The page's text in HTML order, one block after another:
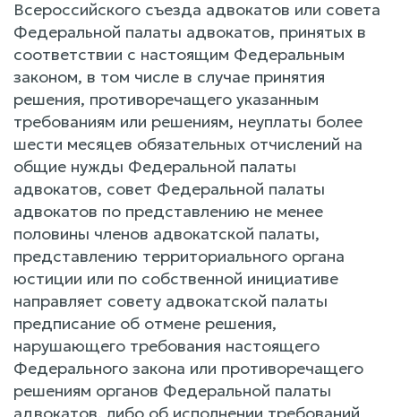
Всероссийского съезда адвокатов или совета
Федеральной палаты адвокатов, принятых в
соответствии с настоящим Федеральным
законом, в том числе в случае принятия
решения, противоречащего указанным
требованиям или решениям, неуплаты более
шести месяцев обязательных отчислений на
общие нужды Федеральной палаты
адвокатов, совет Федеральной палаты
адвокатов по представлению не менее
половины членов адвокатской палаты,
представлению территориального органа
юстиции или по собственной инициативе
направляет совету адвокатской палаты
предписание об отмене решения,
нарушающего требования настоящего
Федерального закона или противоречащего
решениям органов Федеральной палаты